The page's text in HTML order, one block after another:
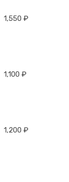
1,550 ₽
1,100 ₽
1,200 ₽